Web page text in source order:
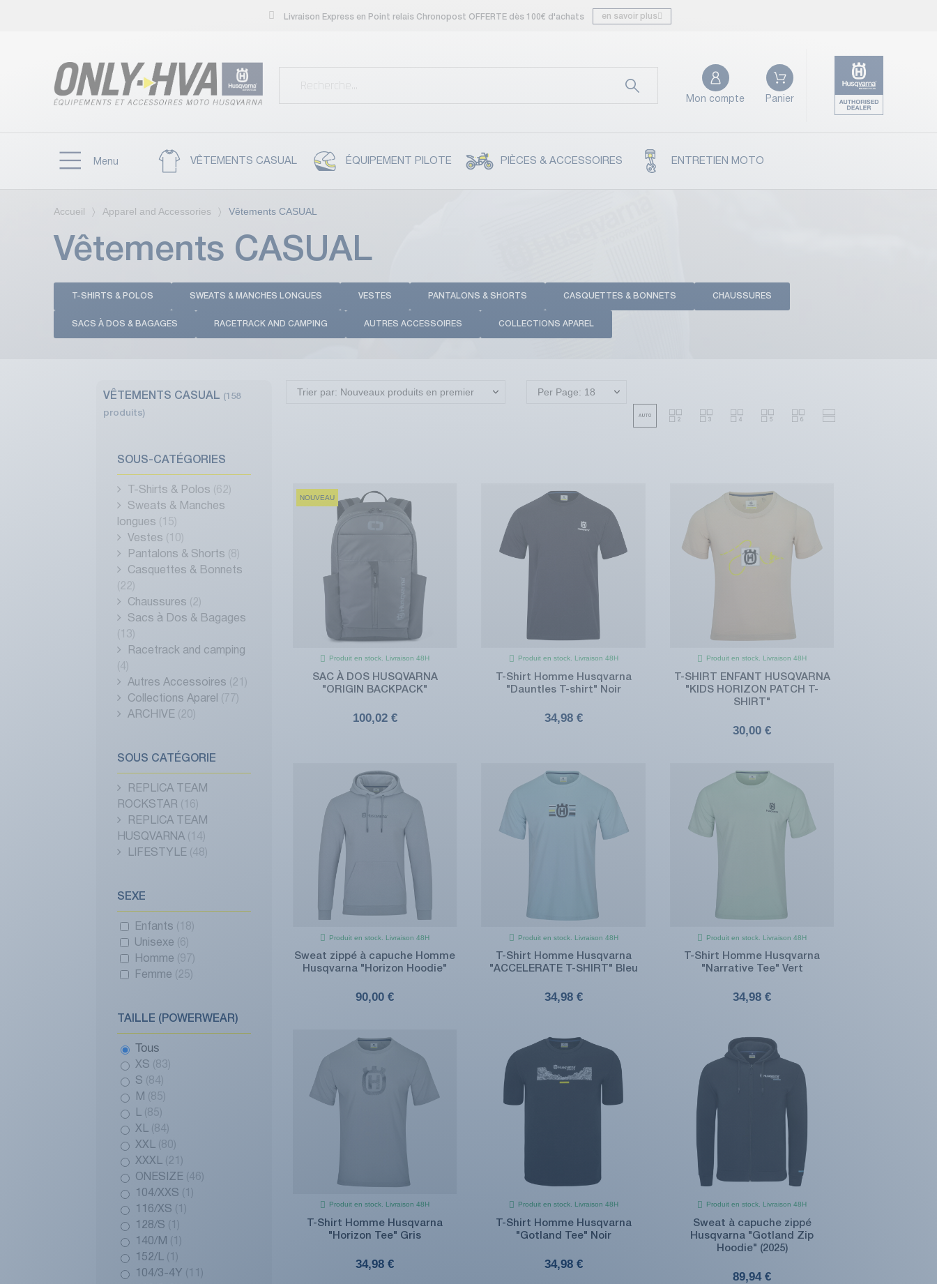
Livraison Express en Point relais Chronopost OFFERTE dès 100€ d'achats en savoir plus
Mon compte Panier
Menu VÊTEMENTS CASUAL ÉQUIPEMENT PILOTE PIÈCES & ACCESSOIRES ENTRETIEN MOTO
Accueil Apparel and Accessories Vêtements CASUAL
Vêtements CASUAL
T-SHIRTS & POLOS SWEATS & MANCHES LONGUES VESTES PANTALONS & SHORTS CASQUETTES & BONNETS CHAUSSURES
SACS À DOS & BAGAGES RACETRACK AND CAMPING AUTRES ACCESSOIRES COLLECTIONS APAREL
VÊTEMENTS CASUAL (158
produits)
SOUS-CATÉGORIES
T-Shirts & Polos
(62)
Sweats & Manches
longues
(15)
Vestes
(10)
Pantalons & Shorts
(8)
Casquettes & Bonnets
(22)
Chaussures
(2)
Sacs à Dos & Bagages
(13)
Racetrack and camping
(4)
Autres Accessoires
(21)
Collections Aparel
(77)
ARCHIVE
(20)
SOUS CATÉGORIE
REPLICA TEAM
ROCKSTAR
(16)
REPLICA TEAM
HUSQVARNA
(14)
LIFESTYLE
(48)
SEXE
Enfants
(18)
Unisexe
(6)
Homme
(97)
Femme
(25)
TAILLE (POWERWEAR)
Tous
XS
(83)
S
(84)
M
(85)
L
(85)
XL
(84)
XXL
(80)
XXXL
(21)
ONESIZE
(46)
104/XXS
116/XS
128/S
140/M
152/L
104/3-4Y
Trier par: Nouveaux produits en premier Per Page: 18
NOUVEAU
Produit en stock. Livraison 48H
SAC À DOS HUSQVARNA
"ORIGIN BACKPACK"
100,02 €
Produit en stock. Livraison 48H
T-Shirt Homme Husqvarna
"Dauntles T-shirt" Noir
34,98 €
Produit en stock. Livraison 48H
T-SHIRT ENFANT HUSQVARNA
"KIDS HORIZON PATCH T-
SHIRT"
30,00 €
Produit en stock. Livraison 48H
Sweat zippé à capuche Homme
Husqvarna "Horizon Hoodie"
90,00 €
Produit en stock. Livraison 48H
T-Shirt Homme Husqvarna
"ACCELERATE T-SHIRT" Bleu
34,98 €
Produit en stock. Livraison 48H
T-Shirt Homme Husqvarna
"Narrative Tee" Vert
34,98 €
Produit en stock. Livraison 48H
T-Shirt Homme Husqvarna
"Horizon Tee" Gris
34,98 €
Produit en stock. Livraison 48H
T-Shirt Homme Husqvarna
"Gotland Tee" Noir
34,98 €
Produit en stock. Livraison 48H
Sweat à capuche zippé
Husqvarna "Gotland Zip
Hoodie" (2025)
89,94 €